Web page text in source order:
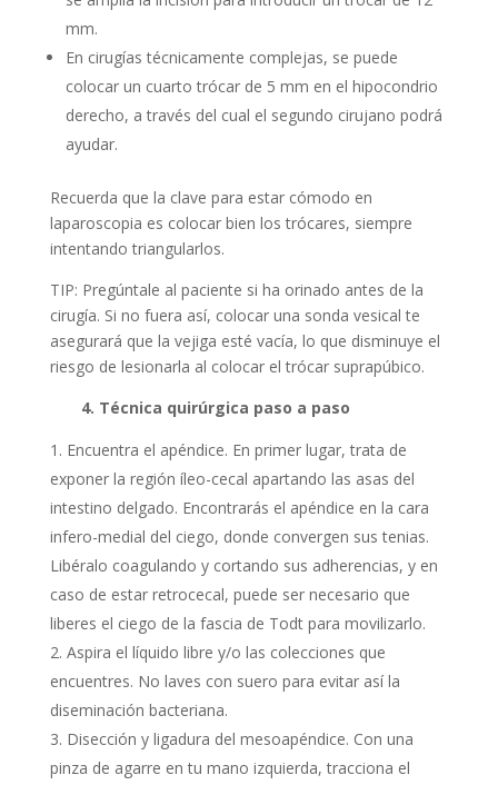
mm.
En cirugías técnicamente complejas, se puede
colocar un cuarto trócar de 5 mm en el hipocondrio
derecho, a través del cual el segundo cirujano podrá
ayudar.
Recuerda que la clave para estar cómodo en
laparoscopia es colocar bien los trócares, siempre
intentando triangularlos.
TIP: Pregúntale al paciente si ha orinado antes de la
cirugía. Si no fuera así, colocar una sonda vesical te
asegurará que la vejiga esté vacía, lo que disminuye el
riesgo de lesionarla al colocar el trócar suprapúbico.
4. Técnica quirúrgica paso a paso
Encuentra el apéndice. En primer lugar, trata de
exponer la región íleo-cecal apartando las asas del
intestino delgado. Encontrarás el apéndice en la cara
infero-medial del ciego, donde convergen sus tenias.
Libéralo coagulando y cortando sus adherencias, y en
caso de estar retrocecal, puede ser necesario que
liberes el ciego de la fascia de Todt para movilizarlo.
Aspira el líquido libre y/o las colecciones que
encuentres. No laves con suero para evitar así la
diseminación bacteriana.
Disección y ligadura del mesoapéndice. Con una
pinza de agarre en tu mano izquierda, tracciona el